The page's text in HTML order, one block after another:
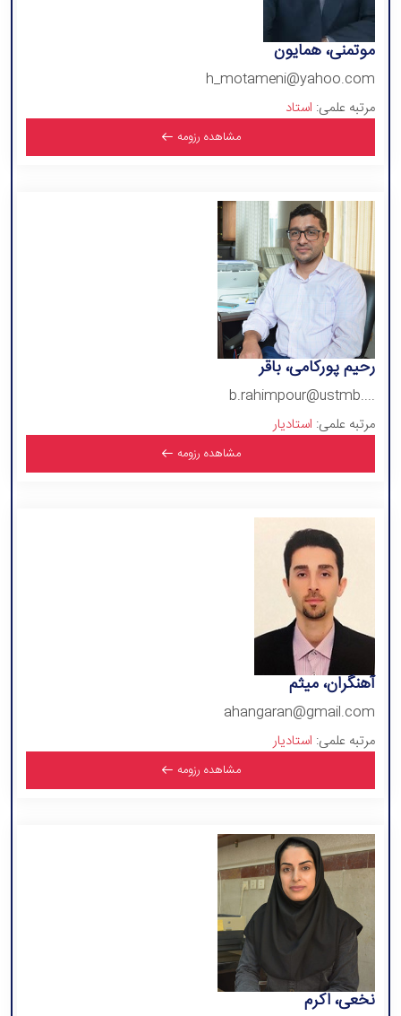
موتمنی، همایون
h_motameni@yahoo.com
مرتبه علمی: استاد
مشاهده رزومه
رحیم پورکامی، باقر
b.rahimpour@ustmb....
مرتبه علمی: استادیار
مشاهده رزومه
آهنگران، میثم
ahangaran@gmail.com
مرتبه علمی: استادیار
مشاهده رزومه
نخعی، اکرم